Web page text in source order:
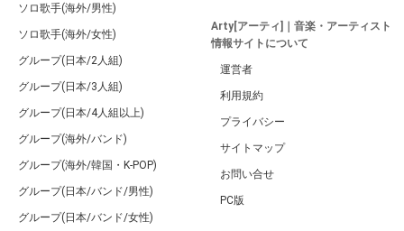
ソロ歌手(海外/男性)
ソロ歌手(海外/女性)
グループ(日本/2人組)
グループ(日本/3人組)
グループ(日本/4人組以上)
グループ(海外/バンド)
グループ(海外/韓国・K-POP)
グループ(日本/バンド/男性)
グループ(日本/バンド/女性)
Arty[アーティ]｜音楽・アーティスト
情報サイトについて
運営者
利用規約
プライバシー
サイトマップ
お問い合せ
PC版